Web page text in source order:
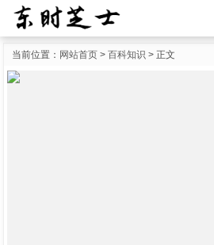
当前位置： 网站首页 > 百科知识 > 正文